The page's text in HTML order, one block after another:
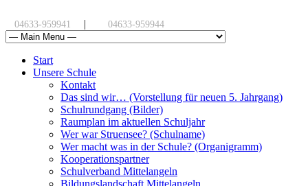
04633-959941 | 04633-959944
Start
Unsere Schule
Kontakt
Das sind wir… (Vorstellung für neuen 5. Jahrgang)
Schulrundgang (Bilder)
Raumplan im aktuellen Schuljahr
Wer war Struensee? (Schulname)
Wer macht was in der Schule? (Organigramm)
Kooperationspartner
Schulverband Mittelangeln
Bildungslandschaft Mittelangeln